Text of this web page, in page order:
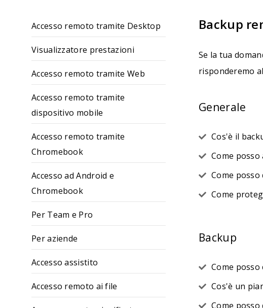
Accesso remoto tramite Desktop
Visualizzatore prestazioni
Accesso remoto tramite Web
Accesso remoto tramite
dispositivo mobile
Accesso remoto tramite
Chromebook
Accesso ad Android e
Chromebook
Per Team e Pro
Per aziende
Accesso assistito
Accesso remoto ai file
Backup
Se la tua
risponderemo
Generale
Cos'è il
Come
Come
Come
Backup
Come
Cos'è un
Come